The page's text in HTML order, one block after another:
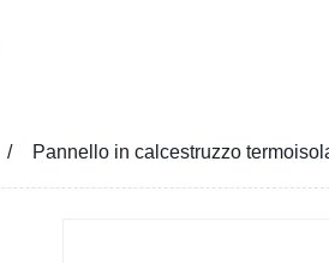
Pannello in calcestruzzo